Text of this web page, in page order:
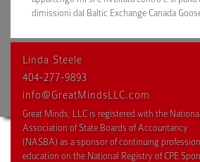
dimissioni dal Baltic Exchange Canada
Linda Steele
404-277-9893
info@GreatMindsLLC.com
Great Minds, LLC is registered with the
Association of State Boards of Accountancy
(NASBA) as a sponsor of continuing
education on the National Registry of CPE